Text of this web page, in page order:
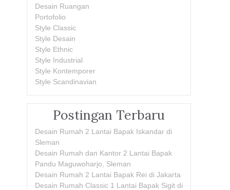
Desain Ruangan
Portofolio
Style Classic
Style Desain
Style Ethnic
Style Industrial
Style Kontemporer
Style Scandinavian
Postingan Terbaru
Desain Rumah 2 Lantai Bapak Iskandar di
Sleman
Desain Rumah dan Kantor 2 Lantai Bapak
Pandu Maguwoharjo, Sleman
Desain Rumah 2 Lantai Bapak Rei di Jakarta
Desain Rumah Classic 1 Lantai Bapak Sigit di